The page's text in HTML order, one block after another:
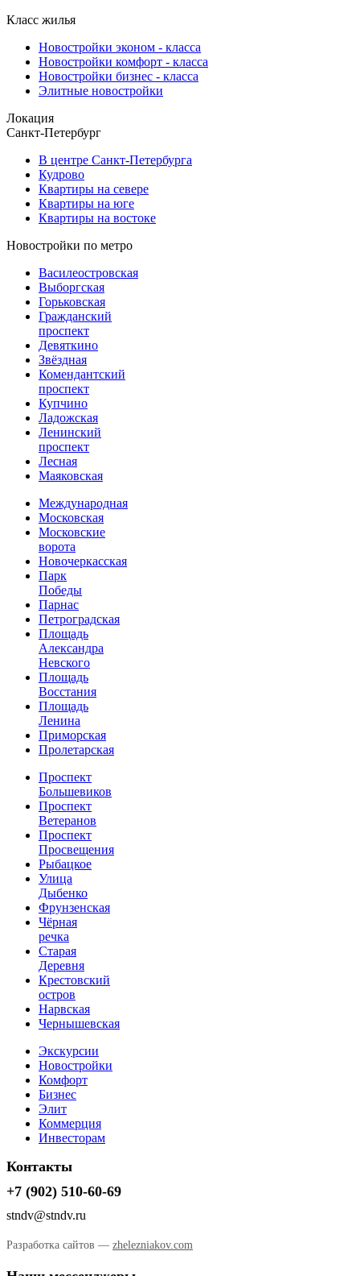
Класс жилья
Новостройки эконом - класса
Новостройки комфорт - класса
Новостройки бизнес - класса
Элитные новостройки
Локация
Санкт-Петербург
В центре Санкт-Петербурга
Кудрово
Квартиры на севере
Квартиры на юге
Квартиры на востоке
Новостройки по метро
Василеостровская
Выборгская
Горьковская
Гражданский
проспект
Девяткино
Звёздная
Комендантский
проспект
Купчино
Ладожская
Ленинский
проспект
Лесная
Маяковская
Международная
Московская
Московские
ворота
Новочеркасская
Парк
Победы
Парнас
Петроградская
Площадь
Александра
Невского
Площадь
Восстания
Площадь
Ленина
Приморская
Пролетарская
Проспект
Большевиков
Проспект
Ветеранов
Проспект
Просвещения
Рыбацкое
Улица
Дыбенко
Фрунзенская
Чёрная
речка
Старая
Деревня
Крестовский
остров
Нарвская
Чернышевская
Экскурсии
Новостройки
Комфорт
Бизнес
Элит
Коммерция
Инвесторам
Контакты
+7 (902) 510-60-69
stndv@stndv.ru
Разработка сайтов — zhelezniakov.com